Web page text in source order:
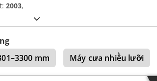
2003,
mm
Máy cưa nhiều lưỡi